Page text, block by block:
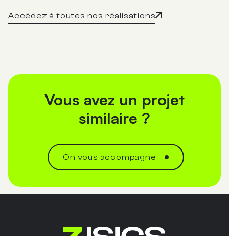
Accédez à toutes nos réalisations
Vous avez un projet
similaire ?
On vous accompagne